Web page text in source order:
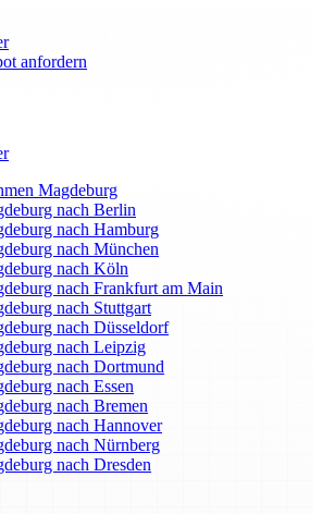
anfordern
Magdeburg
nach Berlin
nach Hamburg
nach München
nach Köln
nach Frankfurt am Main
nach Stuttgart
nach Düsseldorf
nach Leipzig
nach Dortmund
nach Essen
nach Bremen
nach Hannover
nach Nürnberg
nach Dresden